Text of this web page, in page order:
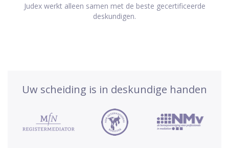
Judex werkt alleen samen met de beste gecertificeerde
deskundigen.
Uw scheiding is in deskundige handen